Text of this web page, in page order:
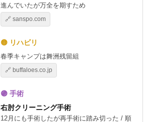
進んでいたが万全を期すため
🔗 sanspo.com
🟡 リハビリ
春季キャンプは舞洲残留組
🔗 buffaloes.co.jp
🟣 手術
右肘クリーニング手術
12月にも手術したが再手術に踏み切った / 順